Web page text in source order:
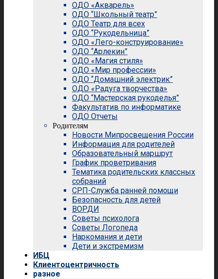
ОДО «Акварель»
ОДО “Школьный театр”
ОДО Театр для всех
ОДО “Рукодельница”
ОДО «Лего-конструирование»
ОДО “Арлекин”
ОДО «Магия стиля»
ОДО «Мир профессии»
ОДО “Домашний электрик”
ОДО «Радуга творчества»
ОДО “Мастерская рукоделья”
Факультатив по информатике
ОДО Отчеты
Родителям
Новости Мипросвещения России
Информация для родителей
Образовательный маршрут
График проветривания
Тематика родительских классных
собраний
СРП-Служба ранней помощи
Безопасность для детей
ВОРДИ
Советы психолога
Советы Логопеда
Наркомания и дети
Дети и экстремизм
ИБЦ
Клиентоцентричность
разное